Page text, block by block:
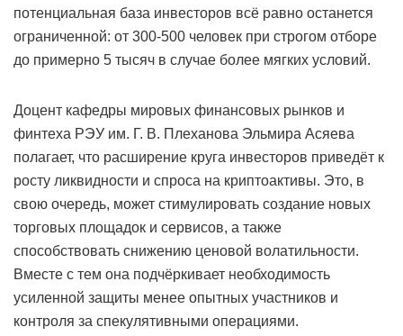
потенциальная база инвесторов всё равно останется
ограниченной: от 300-500 человек при строгом отборе
до примерно 5 тысяч в случае более мягких условий.
Доцент кафедры мировых финансовых рынков и
финтеха РЭУ им. Г. В. Плеханова Эльмира Асяева
полагает, что расширение круга инвесторов приведёт к
росту ликвидности и спроса на криптоактивы. Это, в
свою очередь, может стимулировать создание новых
торговых площадок и сервисов, а также
способствовать снижению ценовой волатильности.
Вместе с тем она подчёркивает необходимость
усиленной защиты менее опытных участников и
контроля за спекулятивными операциями.